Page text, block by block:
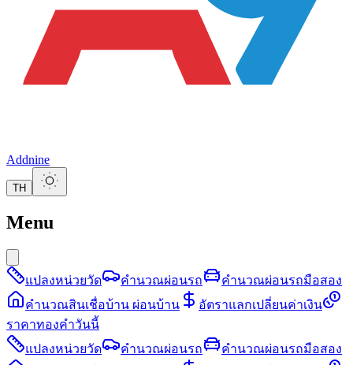
Addnine
TH
Menu
แปลงหน่วยวัด คำนวณผ่อนรถ
คำนวณผ่อนรถมือสอง
คำนวณสินเชื่อบ้าน ผ่อนบ้าน
อัตราแลกเปลี่ยนค่าเงิน
ราคาทองคำวันนี้
แปลงหน่วยวัด
คำนวณผ่อนรถ
คำนวณผ่อนรถมือสอง